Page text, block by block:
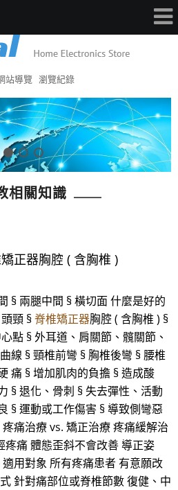
站導覽 瀏覽紀錄
相關知識
正器胸腔 ( 含胸椎 )
§ 兩腿中間 § 橫切面 什麼是好的
頸 §脊椎矯正器胸腔 ( 含胸椎 ) §
點 § 外耳道、肩關節、髖關節、
線 § 頸椎前彎 § 胸椎後彎 § 腰椎
痛 § 增加肌肉的負擔 § 造成酸
§ 退化、骨刺 § 失去彈性、活動
§ 運動或工作傷害 § 導致側彎惡
痛治療 vs. 矯正治療 疼痛緩解治
疼痛 體態歪斜不會改善 導正姿
用對象 所有疼痛患者 有意願改
針對痛部位或脊椎節數 復健、中